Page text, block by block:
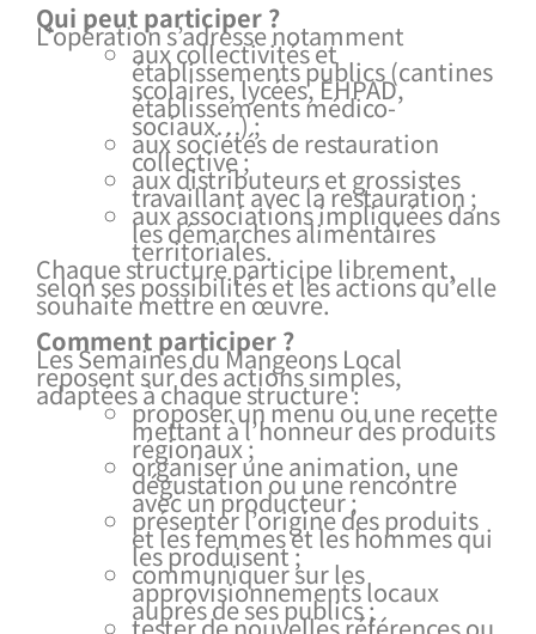
Qui peut participer ?
L’opération s’adresse notamment
aux collectivités et
établissements publics (cantines
scolaires, lycées, EHPAD,
établissements médico-
sociaux…) ;
aux sociétés de restauration
collective ;
aux distributeurs et grossistes
travaillant avec la restauration ;
aux associations impliquées dans
les démarches alimentaires
territoriales.
Chaque structure participe librement,
selon ses possibilités et les actions qu’elle
souhaite mettre en œuvre.
Comment participer ?
Les Semaines du Mangeons Local
reposent sur des actions simples,
adaptées à chaque structure :
proposer un menu ou une recette
mettant à l’honneur des produits
régionaux ;
organiser une animation, une
dégustation ou une rencontre
avec un producteur ;
présenter l’origine des produits
et les femmes et les hommes qui
les produisent ;
communiquer sur les
approvisionnements locaux
auprès de ses publics ;
tester de nouvelles références ou